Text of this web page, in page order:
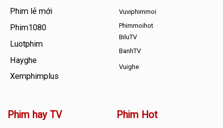
Phim lẻ mới
Phim1080
Luotphim
Hayghe
Xemphimplus
Vuviphimmoi
Phimmoihot
BiluTV
BanhTV
Vuighe
Phim hay TV Phim Hot